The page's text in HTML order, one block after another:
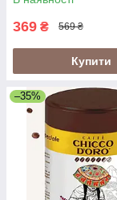
369 ₴ 569 ₴
Купити
–35%